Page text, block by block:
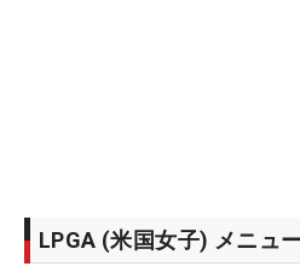
LPGA (米国女子) メニュ